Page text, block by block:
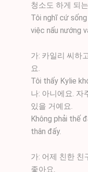
청소도 하게 되
Tôi nghĩ cứ
việc nấu nướng
가: 카일리 씨하
요.
Tôi thấy Kylie
나: 아니에요. 자
있을 거예요.
Không phải thế
thân đấy.
가: 어제 친한 친
좋아요.